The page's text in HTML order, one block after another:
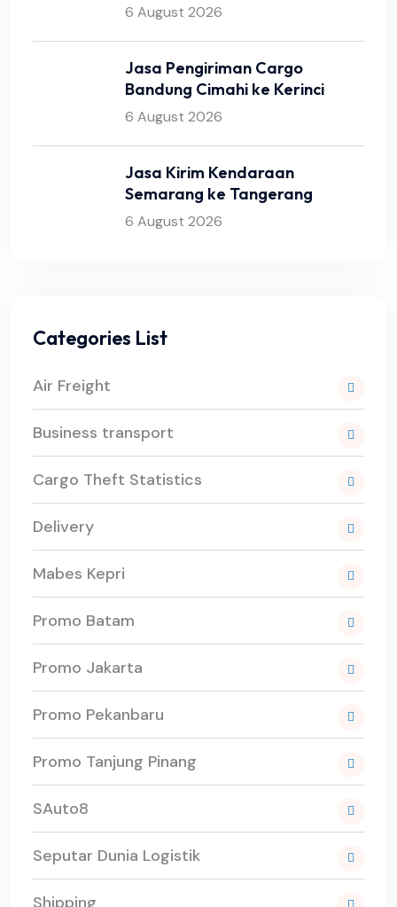
6 August 2026
Jasa Pengiriman Cargo
Bandung Cimahi ke Kerinci
6 August 2026
Jasa Kirim Kendaraan
Semarang ke Tangerang
6 August 2026
Categories List
Air Freight
Business transport
Cargo Theft Statistics
Delivery
Mabes Kepri
Promo Batam
Promo Jakarta
Promo Pekanbaru
Promo Tanjung Pinang
SAuto8
Seputar Dunia Logistik
Shipping